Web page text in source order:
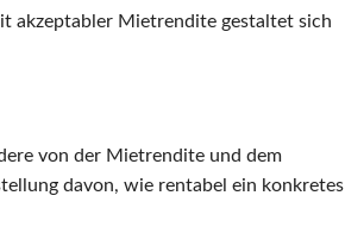
akzeptabler Mietrendite gestaltet sich
von der Mietrendite und dem
davon, wie rentabel ein konkretes